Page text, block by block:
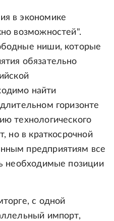
в экономике
возможностей".
ниши, которые
обязательно
найти
горизонте
технологического
но в краткосрочной
предприятиям все
необходимые позиции
с одной
импорт,